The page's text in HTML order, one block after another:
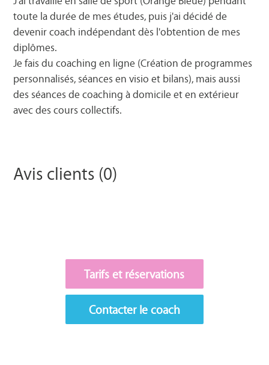
toute la durée de mes études, puis j'ai décidé de
devenir coach indépendant dès l'obtention de mes
diplômes.
Je fais du coaching en ligne (Création de programmes
personnalisés, séances en visio et bilans), mais aussi
des séances de coaching à domicile et en extérieur
avec des cours collectifs.
Avis clients (0)
Tarifs et réservations
Contacter le coach